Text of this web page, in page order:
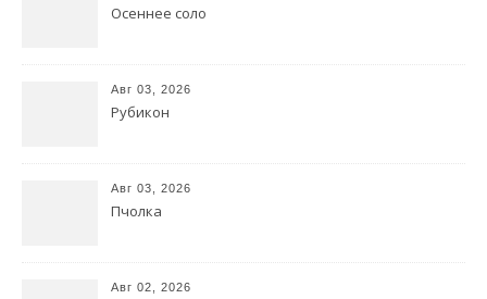
Осеннее соло
Авг 03, 2026
Рубикон
Авг 03, 2026
Пчолка
Авг 02, 2026